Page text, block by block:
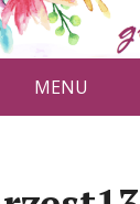
MENU